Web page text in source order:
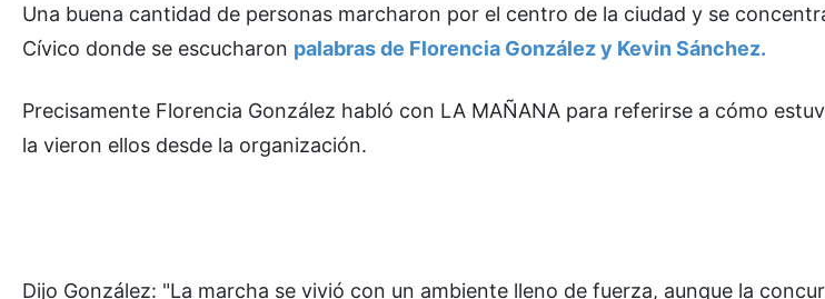
Una buena cantidad de personas marcharon por el centro de la ciudad y se
Cívico donde se escucharon palabras de Florencia González y Kevin Sánchez.
Precisamente Florencia González habló con LA MAÑANA para referirse a cómo
la vieron ellos desde la organización.
Dijo González: "La marcha se vivió con un ambiente lleno de fuerza, aunque la